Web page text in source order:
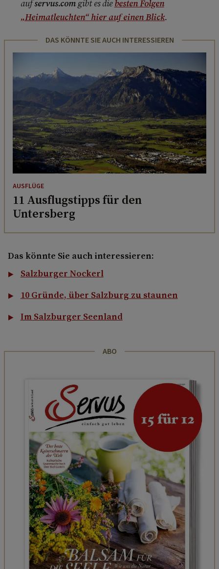
aufservus.comgibt es diebesten Folgen
„Heimatleuchten“hier auf einen Blick.
DAS KÖNNTE SIE AUCH INTERESSIEREN
AUSFLÜGE
11 Ausflugstipps für den
Untersberg
Das könnte Sie auch interessieren:
Salzburger Nockerl
10 Gründe, über Salzburg zu staunen
Im Salzburger Seenland
ABO